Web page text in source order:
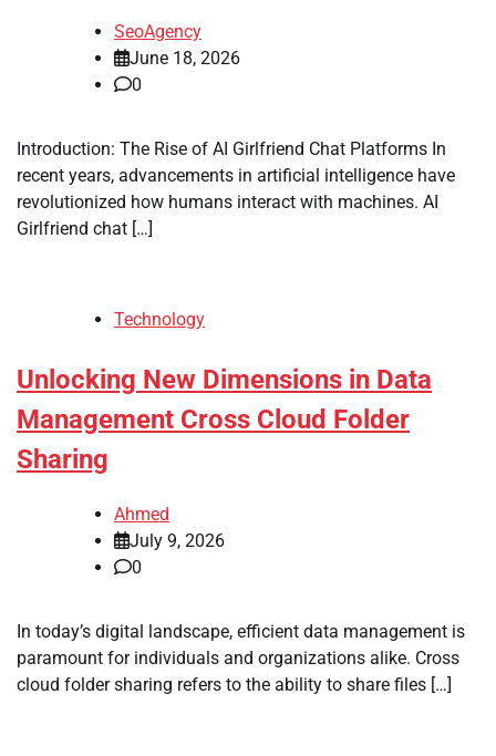
SeoAgency
June 18, 2026
0
Introduction: The Rise of AI Girlfriend Chat Platforms In
recent years, advancements in artificial intelligence have
revolutionized how humans interact with machines. AI
Girlfriend chat […]
Technology
Unlocking New Dimensions in Data
Management Cross Cloud Folder
Sharing
Ahmed
July 9, 2026
0
In today’s digital landscape, efficient data management is
paramount for individuals and organizations alike. Cross
cloud folder sharing refers to the ability to share files […]